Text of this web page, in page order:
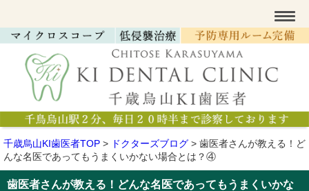
千歳烏山KI歯医者TOP > ドクターズブログ > 歯医者さんが教える！ど
んな名医であってもうまくいかない場合とは？④
歯医者さんが教える！どんな名医であってもうまくいかな